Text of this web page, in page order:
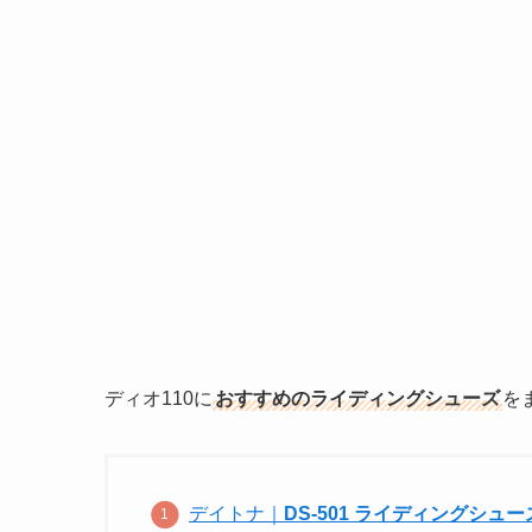
ディオ110に おすすめのライディングシューズ を
デイトナ｜
DS-501 ライディングシュー